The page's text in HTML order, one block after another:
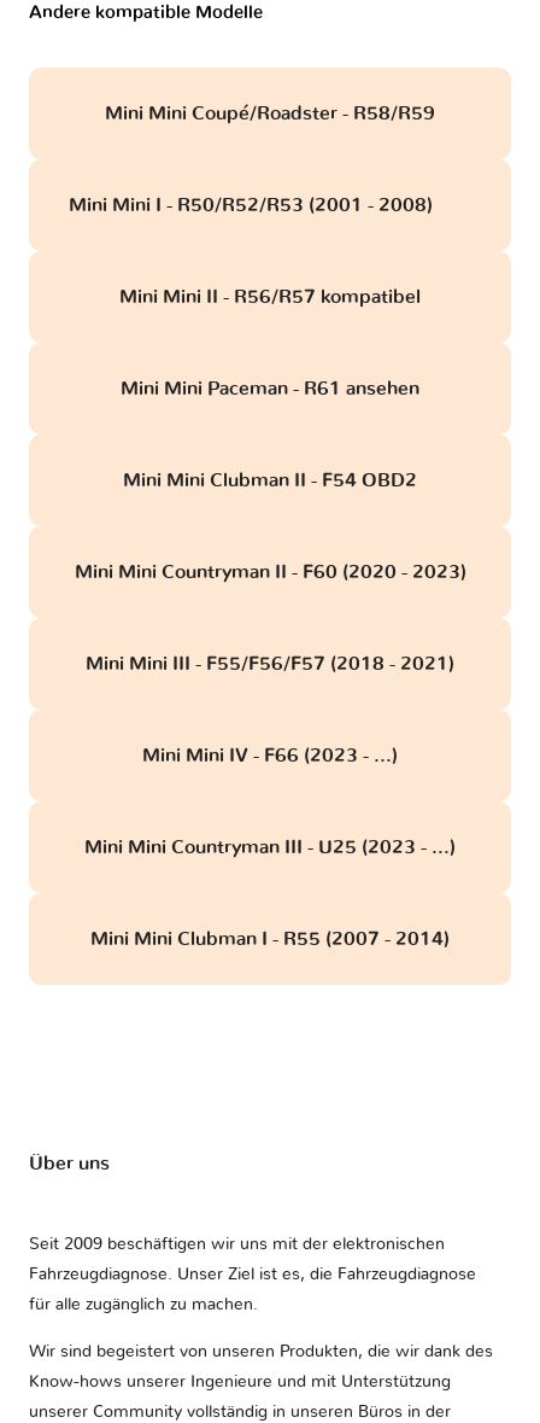
Andere kompatible Modelle
Mini Mini Coupé/Roadster - R58/R59
Mini Mini I - R50/R52/R53 (2001 - 2008)
Mini Mini II - R56/R57 kompatibel
Mini Mini Paceman - R61 ansehen
Mini Mini Clubman II - F54 OBD2
Mini Mini Countryman II - F60 (2020 - 2023)
Mini Mini III - F55/F56/F57 (2018 - 2021)
Mini Mini IV - F66 (2023 - ...)
Mini Mini Countryman III - U25 (2023 - ...)
Mini Mini Clubman I - R55 (2007 - 2014)
Über uns
Seit 2009 beschäftigen wir uns mit der elektronischen
Fahrzeugdiagnose. Unser Ziel ist es, die Fahrzeugdiagnose
für alle zugänglich zu machen.
Wir sind begeistert von unseren Produkten, die wir dank des
Know-hows unserer Ingenieure und mit Unterstützung
unserer Community vollständig in unseren Büros in der